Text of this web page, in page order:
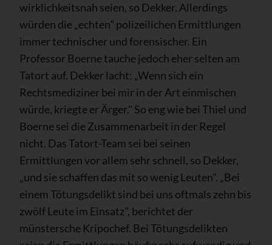
wirklichkeitsnah seien, so Dekker. Allerdings
würden die „echten" polizeilichen Ermittlungen
immer technischer und forensischer. Ein
Professor Boerne tauche jedoch eher selten am
Tatort auf. Dekker lacht: „Wenn sich ein
Rechtsmediziner bei mir in der Art einmischen
würde, kriegte er Ärger." So eng wie bei Thiel und
Boerne sei die Zusammenarbeit in der Regel
nicht. Das Tatort-Team sei bei seinen
Ermittlungen vor allem sehr schnell, so Dekker,
„und sie schaffen das mit so wenig Leuten". „Bei
einem Tötungsdelikt sind bei uns oftmals zehn bis
zwölf Leute im Einsatz", berichtet der
münstersche Kripochef. Bei Tötungsdelikten